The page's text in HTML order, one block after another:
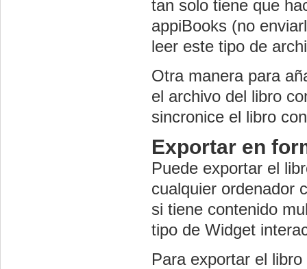
tan solo tiene que
appiBooks (no
leer este tipo de
Otra manera para
el archivo del libro
sincronice el libro
Exportar en
Puede exportar el
cualquier ordenador
si tiene contenido
tipo de Widget
Para exportar el